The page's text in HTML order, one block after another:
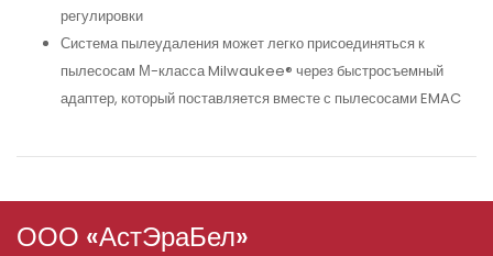
регулировки
Система пылеудаления может легко присоединяться к
пылесосам М-класса Milwaukee® через быстросъемный
адаптер, который поставляется вместе с пылесосами EMAC
ООО «АстЭраБел»